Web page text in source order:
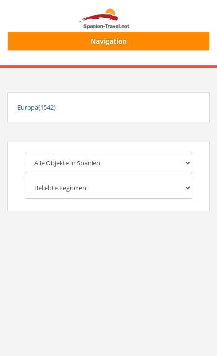
Navigation
Start
Alle Ferienhäuser
Ferienhaussuche
Merkliste
Europa(1542)